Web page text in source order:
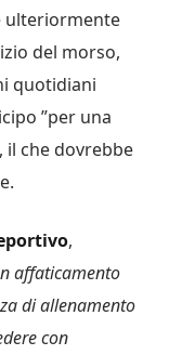
ulteriormente
del morso,
quotidiani
”per una
che dovrebbe
,
affaticamento
di allenamento
con